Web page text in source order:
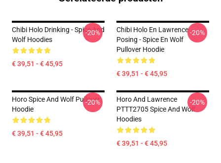
Chibi Holo Drinking - Spice And
Wolf Hoodies
€ 39,51 - € 45,95
-20%
Chibi Holo En Lawrence
Posing - Spice En Wolf
Pullover Hoodie
€ 39,51 - € 45,95
-20%
Horo Spice And Wolf Pullover
Hoodie
€ 39,51 - € 45,95
-20%
Horo And Lawrence
PTTT2705 Spice And Wolf
Hoodies
€ 39,51 - € 45,95
-20%